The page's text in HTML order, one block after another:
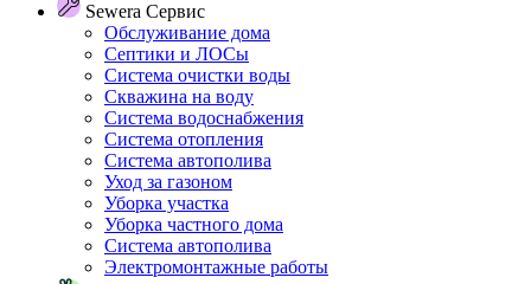
Sewera Сервис
Обслуживание дома
Септики и ЛОСы
Система очистки воды
Скважина на воду
Система водоснабжения
Система отопления
Система автополива
Уход за газоном
Уборка участка
Уборка частного дома
Система автополива
Электромонтажные работы